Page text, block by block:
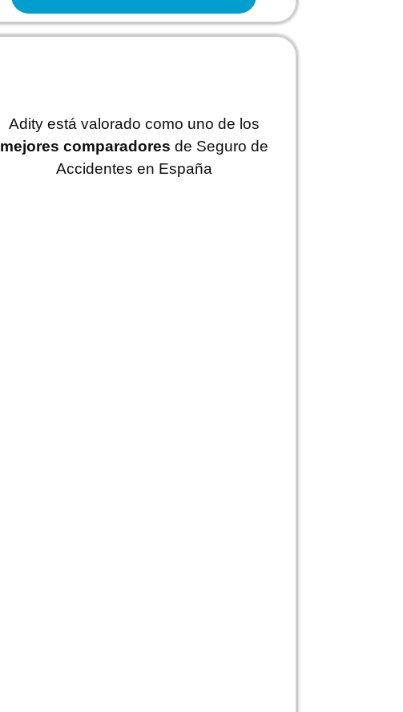
Adity está valorado como uno de los
mejores comparadores de Seguro de
Accidentes en España